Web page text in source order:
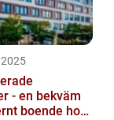
- en bekväm
boende hos